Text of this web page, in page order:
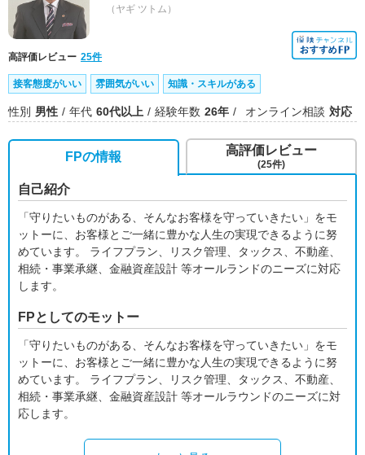
（ヤギ ツトム）
高評価レビュー 25件
接客態度がいい 雰囲気がいい 知識・スキルがある
性別 男性 年代 60代以上 経験年数 26年 オンライン相談 対応
FPの情報
自己紹介
「守りたいものがある、そんなお客様を守っていきたい」をモ
ットーに、お客様とご一緒に豊かな人生の実現できるように努
めています。 ライフプラン、リスク管理、タックス、不動産、
相続・事業承継、金融資産設計 等オールランドのニーズに対応
します。
FPとしてのモットー
「守りたいものがある、そんなお客様を守っていきたい」をモ
ットーに、お客様とご一緒に豊かな人生の実現できるように努
めています。 ライフプラン、リスク管理、タックス、不動産、
相続・事業承継、金融資産設計 等オールラウンドのニーズに対
応します。
高評価レビュー
(25件)